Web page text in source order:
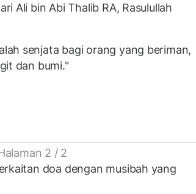
Ali bin Abi Thalib RA, Rasulullah
senjata bagi orang yang beriman,
dan bumi."
2 / 2
doa dengan musibah yang